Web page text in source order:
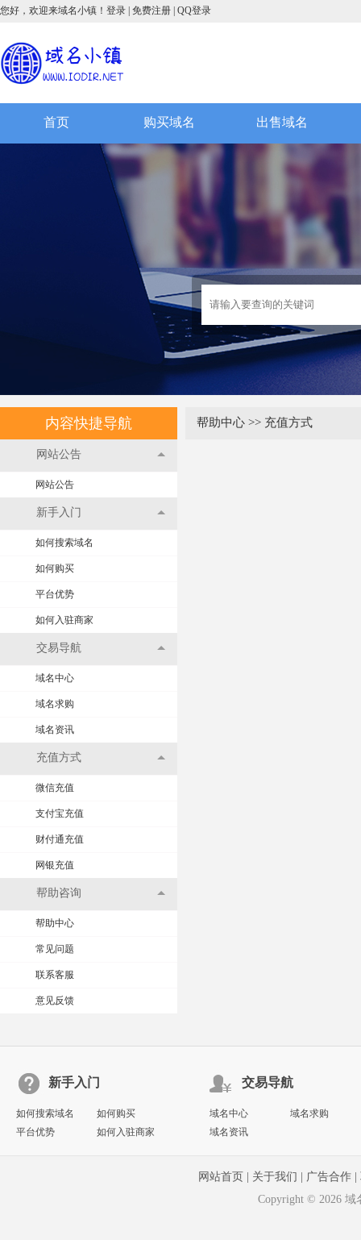
您好，欢迎来域名小镇！ 登录 免费注册 QQ登录
首页 购买域名 出售域名
内容快捷导航
网站公告
网站公告
新手入门
如何搜索域名
如何购买
平台优势
如何入驻商家
交易导航
域名中心
域名求购
域名资讯
充值方式
微信充值
支付宝充值
财付通充值
网银充值
帮助咨询
帮助中心
常见问题
联系客服
意见反馈
帮助中心 >> 充值方式
新手入门
如何搜索域名
如何购买
平台优势
如何入驻商家
交易导航
域名中心
域名求购
域名资讯
网站首页 关于我们 广告合作|
Copyright © 2026